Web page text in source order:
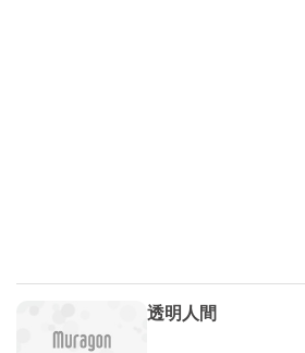
透明人間